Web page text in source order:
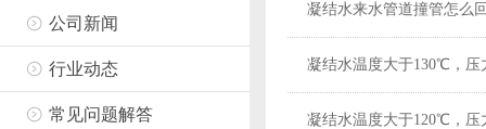
公司新闻
行业动态
常见问题解答
凝结水来水管道撞管怎么
凝结水温度大于130℃，压
凝结水温度大于120℃，压